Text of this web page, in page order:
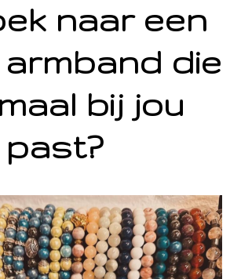
naar een
armband die
bij jou
past?